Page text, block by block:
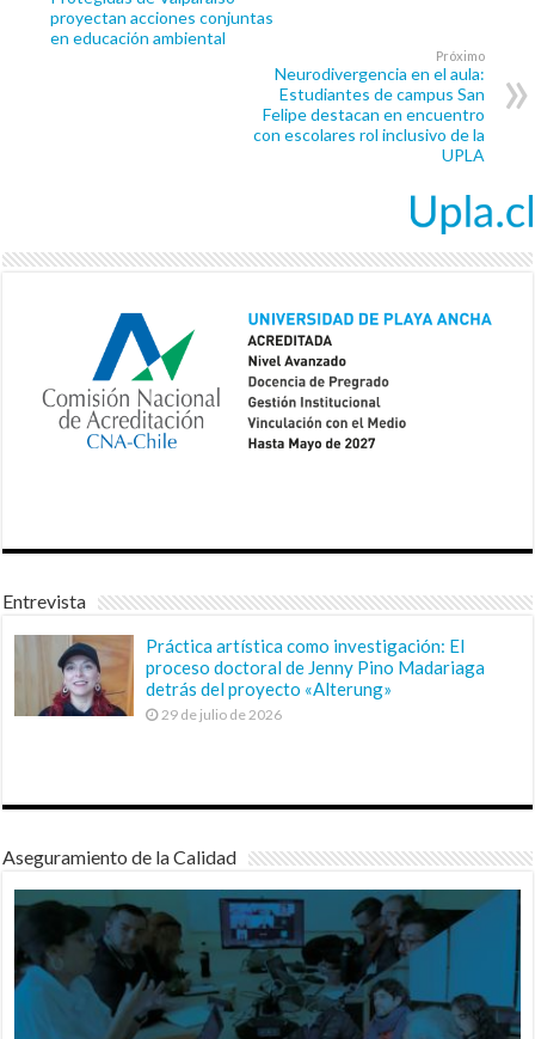
proyectan acciones conjuntas
en educación ambiental
Próximo
Neurodivergencia en el aula:
Estudiantes de campus San
Felipe destacan en encuentro
con escolares rol inclusivo de la
UPLA
Entrevista
Práctica artística como investigación: El
proceso doctoral de Jenny Pino Madariaga
detrás del proyecto «Alterung»
29 de julio de 2026
Aseguramiento de la Calidad